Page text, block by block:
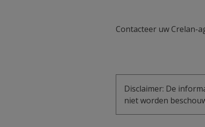
Contacteer uw Crelan-
Disclaimer: De
niet worden